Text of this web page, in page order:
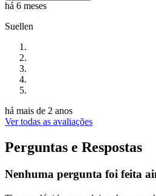
há 6 meses
Suellen
há mais de 2 anos
Ver todas as avaliações
Perguntas e Respostas
Nenhuma pergunta foi feita